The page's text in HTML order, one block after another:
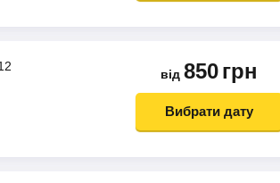
від 850грн
Вибрати дату